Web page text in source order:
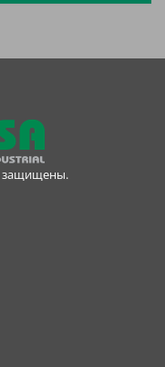
защищены.